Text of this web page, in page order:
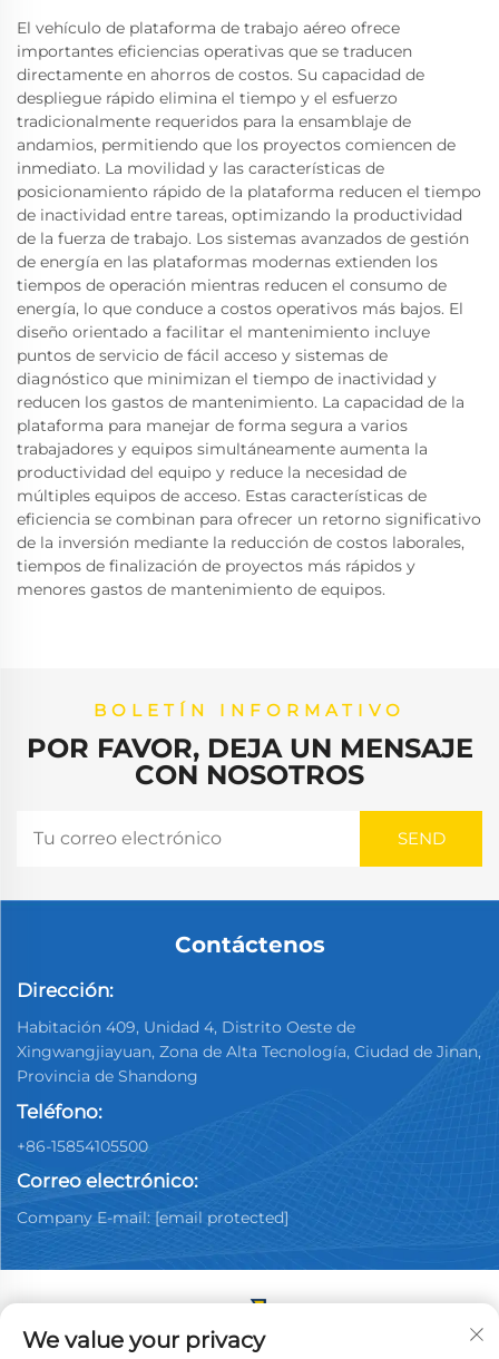
El vehículo de plataforma de trabajo aéreo ofrece
importantes eficiencias operativas que se traducen
directamente en ahorros de costos. Su capacidad de
despliegue rápido elimina el tiempo y el esfuerzo
tradicionalmente requeridos para la ensamblaje de
andamios, permitiendo que los proyectos comiencen de
inmediato. La movilidad y las características de
posicionamiento rápido de la plataforma reducen el tiempo
de inactividad entre tareas, optimizando la productividad
de la fuerza de trabajo. Los sistemas avanzados de gestión
de energía en las plataformas modernas extienden los
tiempos de operación mientras reducen el consumo de
energía, lo que conduce a costos operativos más bajos. El
diseño orientado a facilitar el mantenimiento incluye
puntos de servicio de fácil acceso y sistemas de
diagnóstico que minimizan el tiempo de inactividad y
reducen los gastos de mantenimiento. La capacidad de la
plataforma para manejar de forma segura a varios
trabajadores y equipos simultáneamente aumenta la
productividad del equipo y reduce la necesidad de
múltiples equipos de acceso. Estas características de
eficiencia se combinan para ofrecer un retorno significativo
de la inversión mediante la reducción de costos laborales,
tiempos de finalización de proyectos más rápidos y
menores gastos de mantenimiento de equipos.
BOLETÍN INFORMATIVO
POR FAVOR, DEJA UN MENSAJE
CON NOSOTROS
Contáctenos
Dirección:
Habitación 409, Unidad 4, Distrito Oeste de
Xingwangjiayuan, Zona de Alta Tecnología, Ciudad de Jinan,
Provincia de Shandong
Teléfono:
+86-15854105500
Correo electrónico:
Company E-mail: [email protected]
We value your privacy